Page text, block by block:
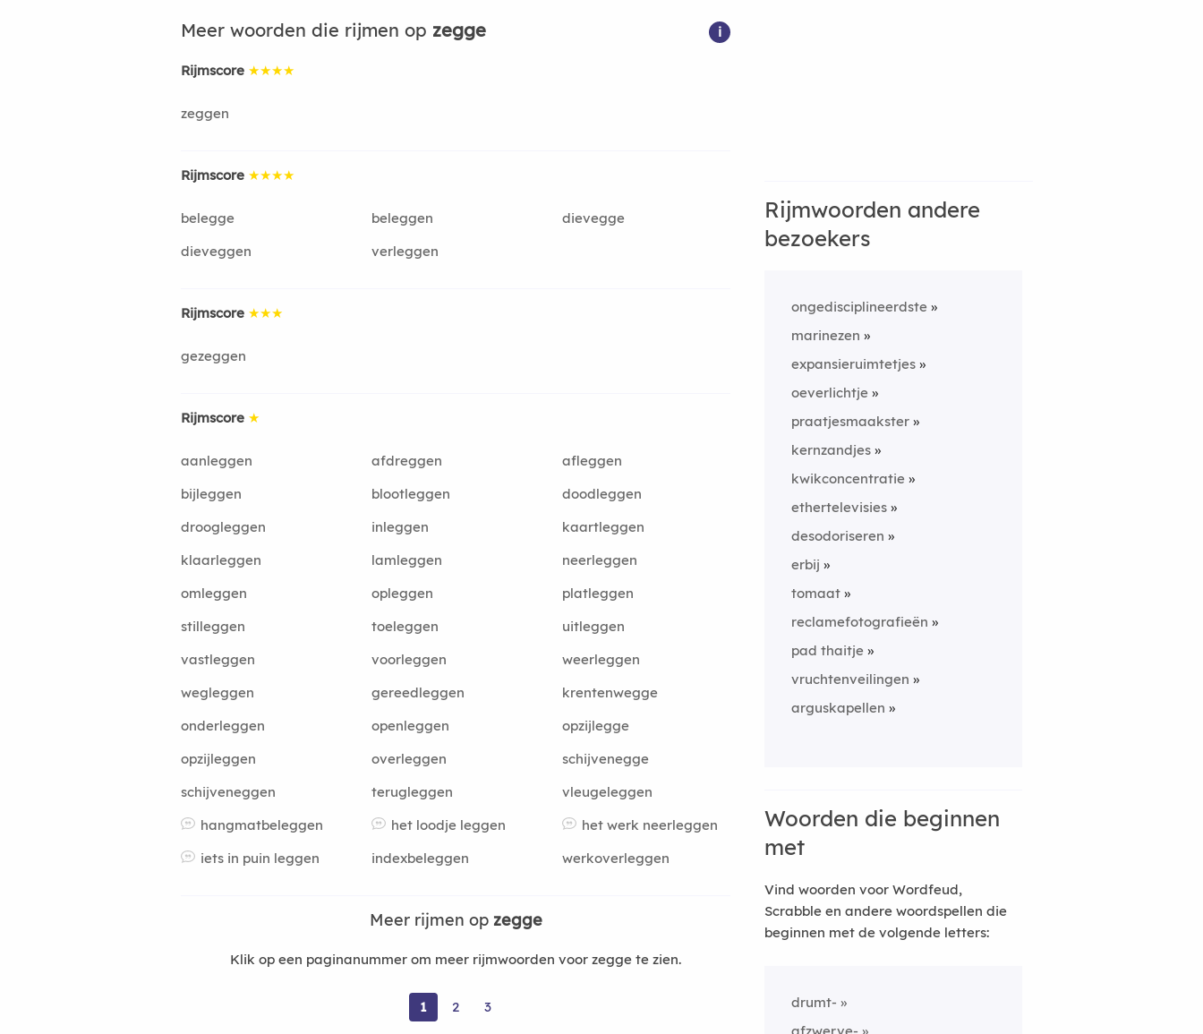
Meer woorden die rijmen op zegge i
Rijmscore ★★★★
zeggen
Rijmscore ★★★★
belegge beleggen
dievegge
dieveggen
verleggen
Rijmscore ★★★
gezeggen
Rijmscore ★
aanleggen afdreggen
afleggen
bijleggen
blootleggen
doodleggen
droogleggen
inleggen
kaartleggen
klaarleggen
lamleggen
neerleggen
omleggen
opleggen
platleggen
stilleggen
toeleggen
uitleggen
vastleggen
voorleggen
weerleggen
wegleggen
gereedleggen
krentenwegge
onderleggen
openleggen
opzijlegge
opzijleggen
overleggen
schijvenegge
schijveneggen
terugleggen
vleugeleggen
hangmatbeleggen
het loodje leggen
het werk neerleggen
iets in puin leggen
indexbeleggen werkoverleggen
Meer rijmen op zegge
Klik op een paginanummer om meer rijmwoorden voor zegge te zien.
1 2 3
Rijmwoorden andere
bezoekers
ongedisciplineerdste
marinezen
expansieruimtetjes
oeverlichtje
praatjesmaakster
kernzandjes
kwikconcentratie
ethertelevisies
desodoriseren
erbij
tomaat
reclamefotografieën
pad thaitje
vruchtenveilingen
arguskapellen
Woorden die beginnen
met
Vind woorden voor Wordfeud,
Scrabble en andere woordspellen die
beginnen met de volgende letters:
drumt-